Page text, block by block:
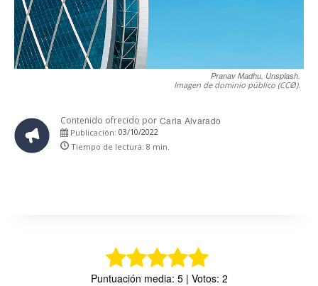
Pranav Madhu, Unsplash.
Imagen de dominio público (CCØ).
Contenido ofrecido por Carla Alvarado
Publicación: 03/10/2022
Tiempo de lectura: 8 min.
Puntuación media: 5 | Votos: 2